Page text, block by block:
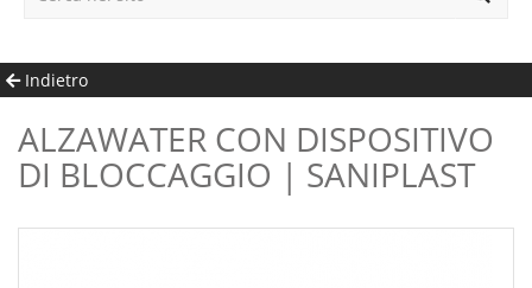
Indietro
ALZAWATER CON DISPOSITIVO
DI BLOCCAGGIO | SANIPLAST